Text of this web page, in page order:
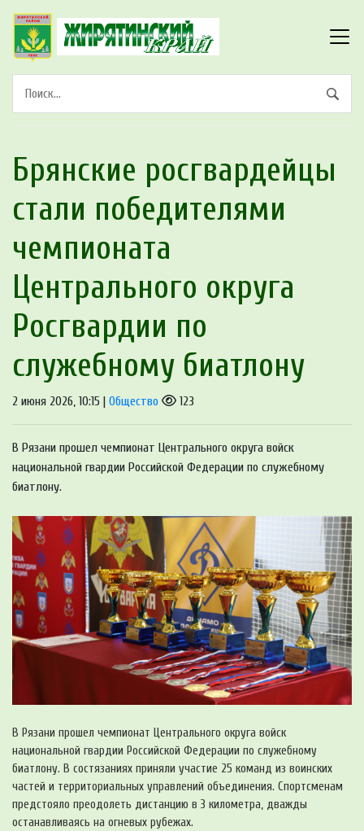
Брянские росгвардейцы
стали победителями
чeмпионата
Цeнтрального округа
Росгвардии по
служебному биатлону
2 июня 2026, 10:15 | Общество 123
В Рязани прошел чемпионат Центрального округа войск
национальной гвардии Российской Федерации по служебному
биатлону.
В Рязани прошел чемпионат Центрального округа войск
национальной гвардии Российской Федерации по служебному
биатлону. В состязаниях приняли участие 25 команд из воинских
частей и территориальных управлений объединения. Спортсменам
предстояло преодолеть дистанцию в 3 километра, дважды
останавливаясь на огневых рубежах.